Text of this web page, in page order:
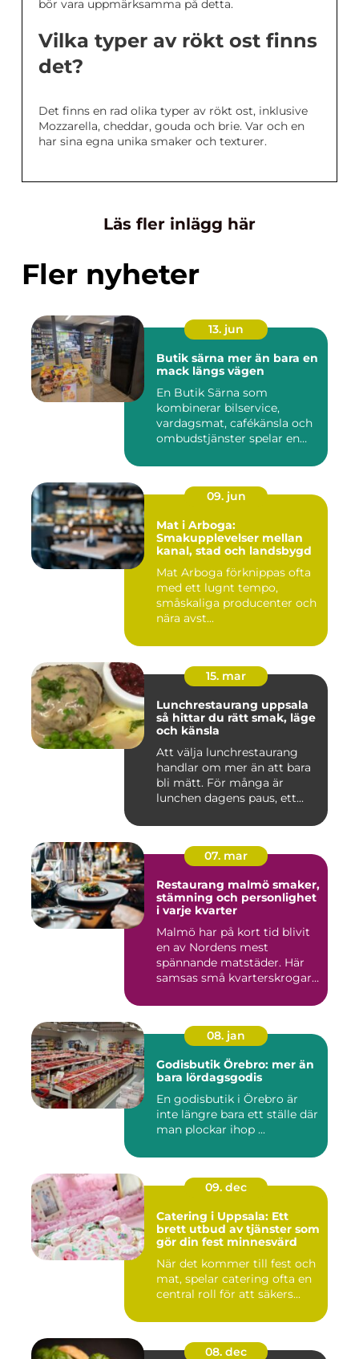
bör vara uppmärksamma på detta.
Vilka typer av rökt ost finns
det?
Det finns en rad olika typer av rökt ost, inklusive
Mozzarella, cheddar, gouda och brie. Var och en
har sina egna unika smaker och texturer.
Läs fler inlägg här
Fler nyheter
13. jun
Butik särna mer än bara en
mack längs vägen
En Butik Särna som
kombinerar bilservice,
vardagsmat, cafékänsla och
ombudstjänster spelar en
09. jun
Mat i Arboga:
Smakupplevelser mellan
kanal, stad och landsbygd
Mat Arboga förknippas ofta
med ett lugnt tempo,
småskaliga producenter och
nära avst...
15. mar
Lunchrestaurang uppsala
så hittar du rätt smak, läge
och känsla
Att välja lunchrestaurang
handlar om mer än att bara
bli mätt. För många är
lunchen dagens paus, ett...
07. mar
Restaurang malmö smaker,
stämning och personlighet
i varje kvarter
Malmö har på kort tid blivit
en av Nordens mest
spännande matstäder. Här
samsas små kvarterskrogar
08. jan
Godisbutik Örebro: mer än
bara lördagsgodis
En godisbutik i Örebro är
inte längre bara ett ställe där
man plockar ihop ...
09. dec
Catering i Uppsala: Ett
brett utbud av tjänster som
gör din fest minnesvärd
När det kommer till fest och
mat, spelar catering ofta en
central roll för att säkers...
08. dec